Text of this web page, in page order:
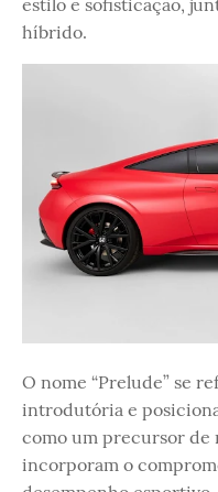
estilo e sofisticação,
híbrido.
O nome “Prelude” se
introdutória e
como um precursor de
incorporam o